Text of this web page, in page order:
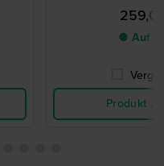
● Auf
Produkt